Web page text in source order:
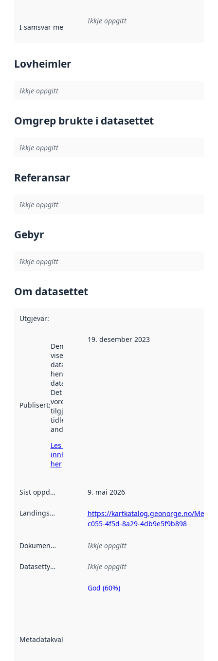
I samsvar med Referanse til ei implementeringsregel eller
Ikkje oppgitt
Lovheimler
Ikkje oppgitt
Omgrep brukte i datasettet
Ikkje oppgitt
Referansar
Ikkje oppgitt
Gebyr
Ikkje oppgitt
Om datasettet
Utgjevar:
Publisert:
Denne datoen
viser når
datasettet vart
henta inn av
data.norge.no.
Det kan ha
vore
tilgjengeleg
tidlegare
andre stader.
Les meir om
innhenting
her
19. desember 2023
Sist oppdatert 9. mai 2026
Landingsside
https://kartkatalog.geonorge.no/
c055-4f5d-8a29-4db9e5f9b898
Dokumentasjon Ikkje oppgitt
Datasettype Ikkje oppgitt
Metadatakvalitet
Metadatakvalitet
God (60%)